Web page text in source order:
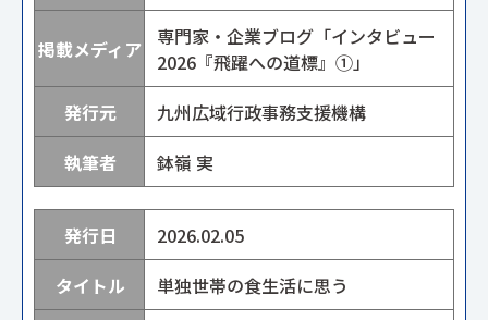
専門家・企業ブログ「インタビュー
2026『飛躍への道標』①」
九州広域行政事務支援機構
鉢嶺 実
2026.02.05
単独世帯の食生活に思う